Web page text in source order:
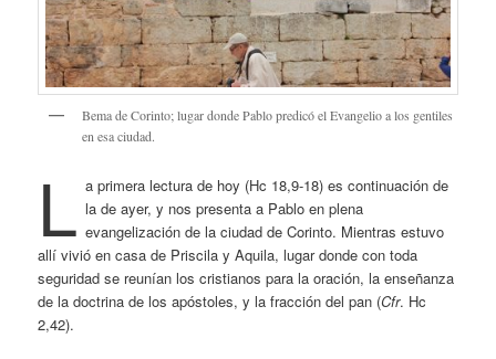
Bema de Corinto; lugar donde Pablo predicó el Evangelio a los gentiles
en esa ciudad.
L a primera lectura de hoy (Hc 18,9-18) es continuación de
la de ayer, y nos presenta a Pablo en plena
evangelización de la ciudad de Corinto. Mientras estuvo
allí vivió en casa de Priscila y Aquila, lugar donde con toda
seguridad se reunían los cristianos para la oración, la enseñanza
de la doctrina de los apóstoles, y la fracción del pan (Cfr. Hc
2,42).